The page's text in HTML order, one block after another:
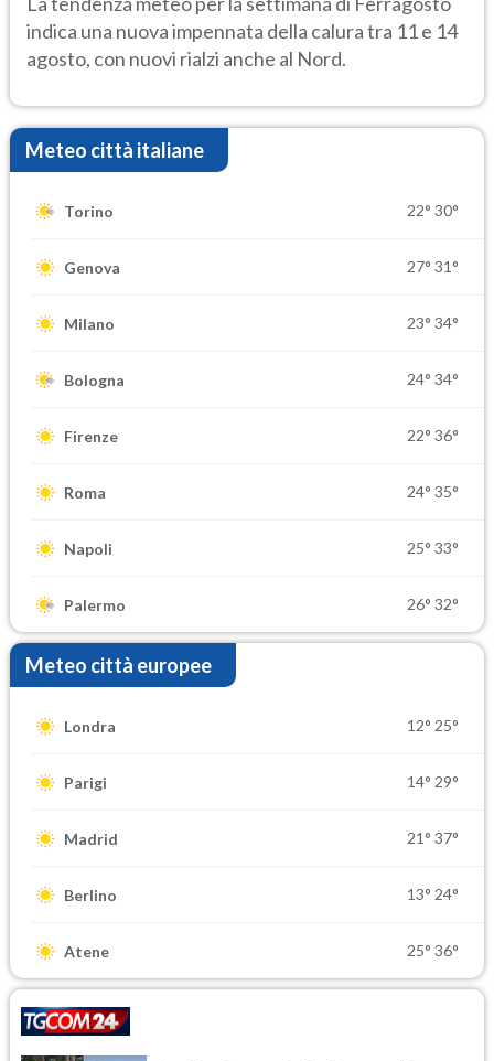
indica una nuova impennata della calura tra 11 e 14
agosto, con nuovi rialzi anche al Nord.
Meteo città italiane
Torino 22° 30°
Genova 27° 31°
Milano 23° 34°
Bologna 24° 34°
Firenze 22° 36°
Roma 24° 35°
Napoli 25° 33°
Palermo 26° 32°
Meteo città europee
Londra 12° 25°
Parigi 14° 29°
Madrid 21° 37°
Berlino 13° 24°
Atene 25° 36°